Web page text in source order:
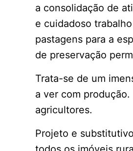
a consolidação de
e cuidadoso
pastagens para a
de preservação
Trata-se de um
a ver com
agricultores.
Projeto e